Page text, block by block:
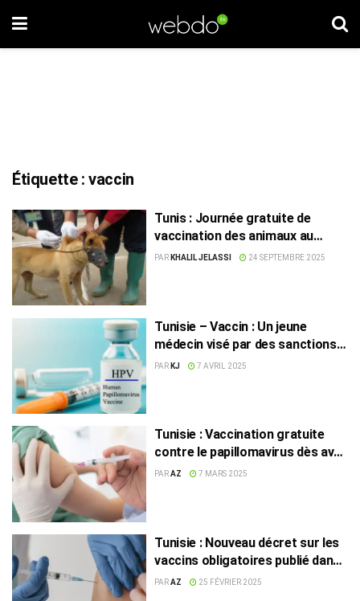
Étiquette :vaccin
Tunis : Journée gratuite de
vaccination des animaux au
Belvédère
PAR KHALIL JELASSI 24 SEPTEMBRE 2025
Tunisie – Vaccin : Un jeune
médecin visé par des sanctions
disciplinaires pour
PAR KJ 7 AVRIL 2025
Tunisie : Vaccination gratuite
contre le papillomavirus dès avril
2025
PARAZ 7 MARS 2025
Tunisie : Nouveau décret sur les
vaccins obligatoires publié dans
le JORT
PARAZ 25 FÉVRIER 2025